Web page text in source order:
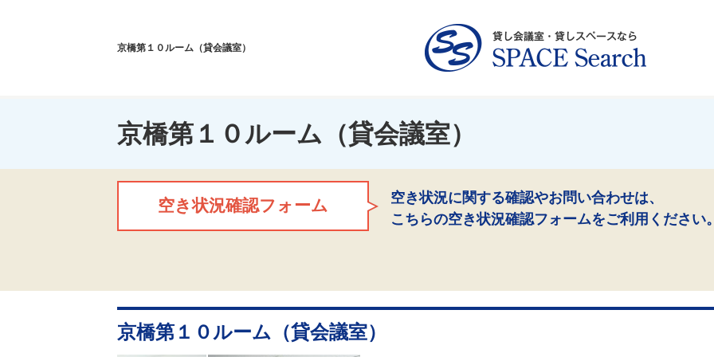
京橋第１０ルーム（貸会議室）
京橋第１０ルーム（貸会議室）
空き状況確認フォーム
空き状況に関する確認やお問い合わせは、
こちらの空き状況確認フォームをご利用ください
京橋第１０ルーム（貸会議室）